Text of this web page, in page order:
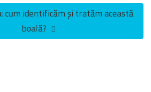
cum identificăm și tratăm această
boală?